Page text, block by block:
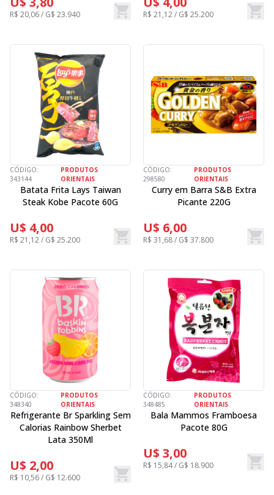
R$ 20,06 / G$ 23.940 R$ 21,12 / G$ 25.200
CÓDIGO:
343144
PRODUTOS
ORIENTAIS
Batata Frita Lays Taiwan
Steak Kobe Pacote 60G
U$ 4,00
R$ 21,12 / G$ 25.200
CÓDIGO:
298580
PRODUTOS
ORIENTAIS
Curry em Barra S&B Extra
Picante 220G
U$ 6,00
R$ 31,68 / G$ 37.800
CÓDIGO:
348340
PRODUTOS
ORIENTAIS
Refrigerante Br Sparkling Sem
Calorias Rainbow Sherbet
Lata 350Ml
U$ 2,00
R$ 10,56 / G$ 12.600
CÓDIGO:
348485
PRODUTOS
ORIENTAIS
Bala Mammos Framboesa
Pacote 80G
U$ 3,00
R$ 15,84 / G$ 18.900